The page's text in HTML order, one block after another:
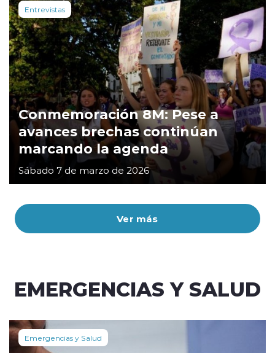
Ver más
Entrevistas
Conmemoración 8M: Pese a
avances brechas continúan
marcando la agenda
Sábado 7 de marzo de 2026
EMERGENCIAS Y SALUD
Emergencias y Salud